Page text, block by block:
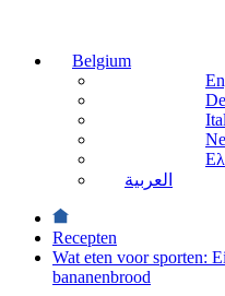
Belgium
العربية
Recepten
Wat eten voor sporten:
bananenbrood